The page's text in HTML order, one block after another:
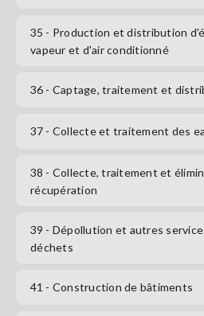
35 - Production et distribution
vapeur et d'air conditionné
36 - Captage, traitement et
37 - Collecte et traitement des
38 - Collecte, traitement et
récupération
39 - Dépollution et autres
déchets
41 - Construction de bâtiments